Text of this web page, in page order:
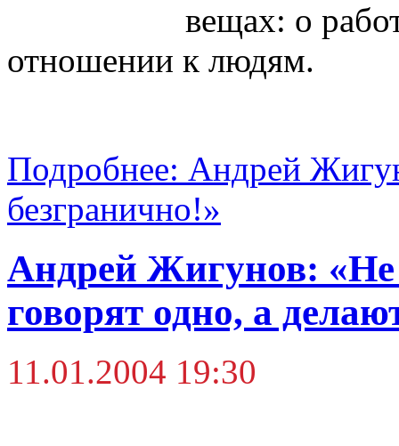
вещах: о
отношении к людям.
Подробнее: Андрей
безгранично!»
Андрей Жигунов:
говорят одно, а
11.01.2004 19:30